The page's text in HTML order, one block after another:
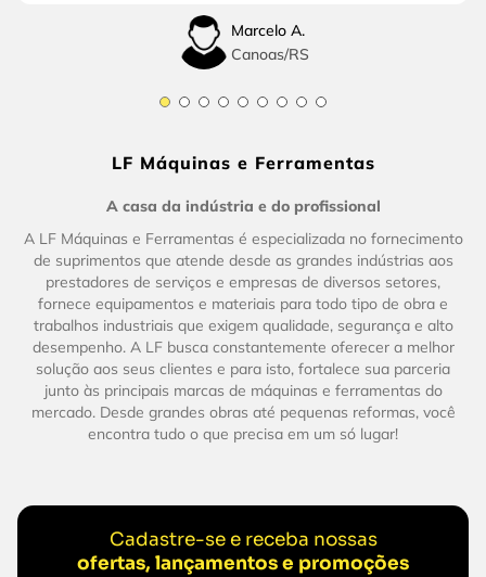
Marcelo A.
Canoas/RS
LF Máquinas e Ferramentas
A casa da indústria e do profissional
A LF Máquinas e Ferramentas é especializada no fornecimento
de suprimentos que atende desde as grandes indústrias aos
prestadores de serviços e empresas de diversos setores,
fornece equipamentos e materiais para todo tipo de obra e
trabalhos industriais que exigem qualidade, segurança e alto
desempenho. A LF busca constantemente oferecer a melhor
solução aos seus clientes e para isto, fortalece sua parceria
junto às principais marcas de máquinas e ferramentas do
mercado. Desde grandes obras até pequenas reformas, você
encontra tudo o que precisa em um só lugar!
Cadastre-se e receba nossas
ofertas, lançamentos e promoções